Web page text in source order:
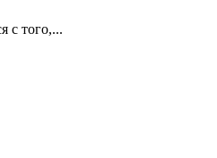
с того,...